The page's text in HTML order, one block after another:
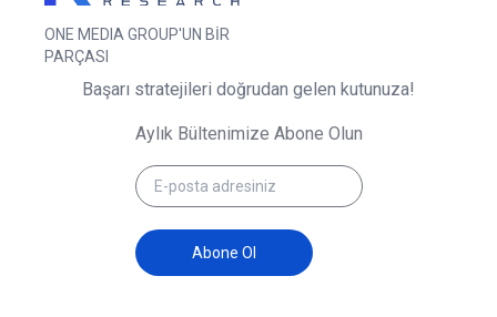
ONE MEDIA GROUP'UN BİR
PARÇASI
Başarı stratejileri doğrudan gelen kutunuza!
Aylık Bültenimize Abone Olun
Abone Ol